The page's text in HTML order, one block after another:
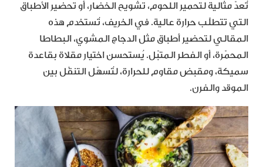
تُعدّ مثالية لتحمير اللحوم، تشويح الخضار، أو تحضير الأطباق
التي تتطلّب حرارة عالية. في الخريف، تُستخدم هذه
المقالي لتحضير أطباق مثل الدجاج المشوي، البطاطا
المحمّرة، أو الفطر المتبّل. يُستحسن اختيار مقلاة بقاعدة
سميكة، ومقبض مقاوم للحرارة، لتُسهّل التنقّل بين
الموقد والفرن.